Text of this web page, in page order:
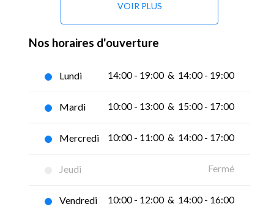
VOIR PLUS
Nos horaires d'ouverture
Lundi 14:00 - 19:00  &  14:00 - 19:00
Mardi 10:00 - 13:00  &  15:00 - 17:00
Mercredi 10:00 - 11:00  &  14:00 - 17:00
Jeudi Fermé
Vendredi 10:00 - 12:00  &  14:00 - 16:00